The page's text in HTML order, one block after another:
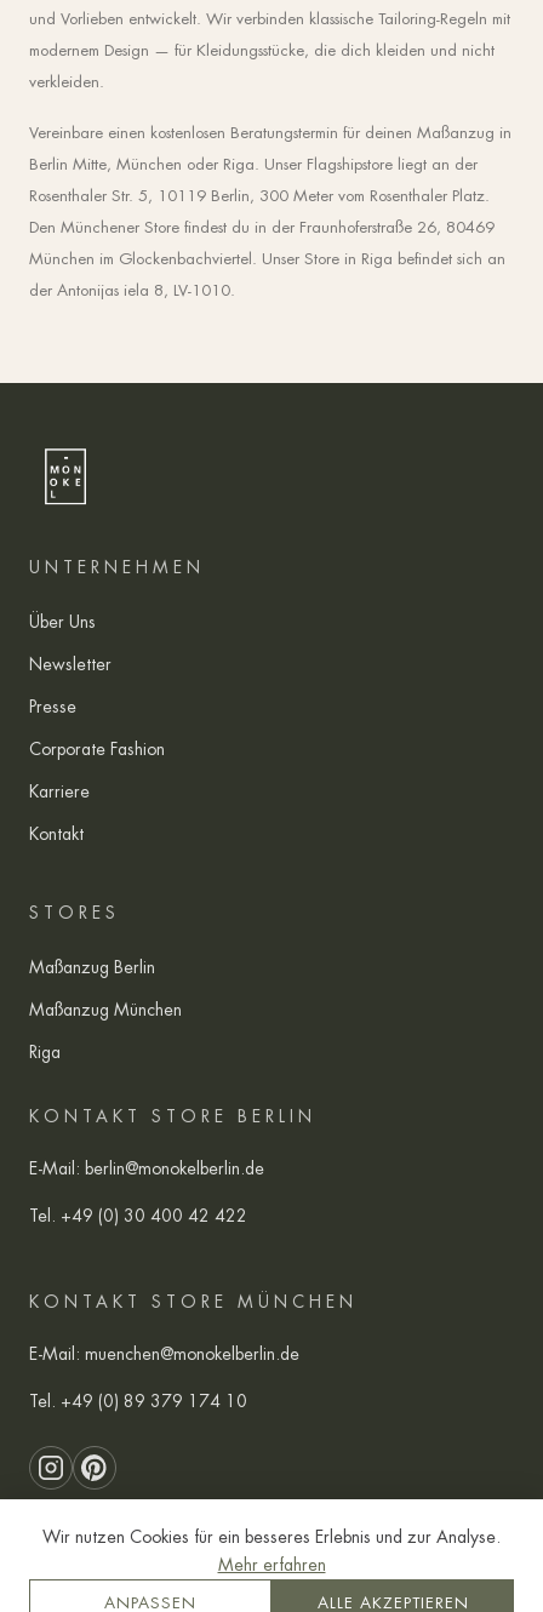
und Vorlieben entwickelt. Wir verbinden klassische Tailoring-Regeln mit
modernem Design — für Kleidungsstücke, die dich kleiden und nicht
verkleiden.
Vereinbare einen kostenlosen Beratungstermin für deinen Maßanzug in
Berlin Mitte, München oder Riga. Unser Flagshipstore liegt an der
Rosenthaler Str. 5, 10119 Berlin, 300 Meter vom Rosenthaler Platz.
Den Münchener Store findest du in der Fraunhoferstraße 26, 80469
München im Glockenbachviertel. Unser Store in Riga befindet sich an
der Antonijas iela 8, LV-1010.
UNTERNEHMEN
Über Uns
Newsletter
Presse
Corporate Fashion
Karriere
Kontakt
STORES
Maßanzug Berlin
Maßanzug München
Riga
KONTAKT STORE BERLIN
E-Mail: berlin@monokelberlin.de
Tel. +49 (0) 30 400 42 422
KONTAKT STORE MÜNCHEN
E-Mail: muenchen@monokelberlin.de
Tel. +49 (0) 89 379 174 10
Wir nutzen Cookies für ein besseres Erlebnis und zur Analyse.
Mehr erfahren
ANPASSEN ALLE AKZEPTIEREN